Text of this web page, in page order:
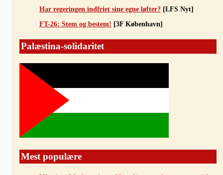
Har regeringen indfriet sine egne løfter? [LFS Nyt]
FT-26: Stem og bestem! [3F København]
Palæstina-solidaritet
Mest populære